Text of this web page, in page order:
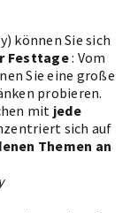
können Sie sich
Festtage: Vom
Sie eine große
probieren.
mit jede
sich auf
Themen an